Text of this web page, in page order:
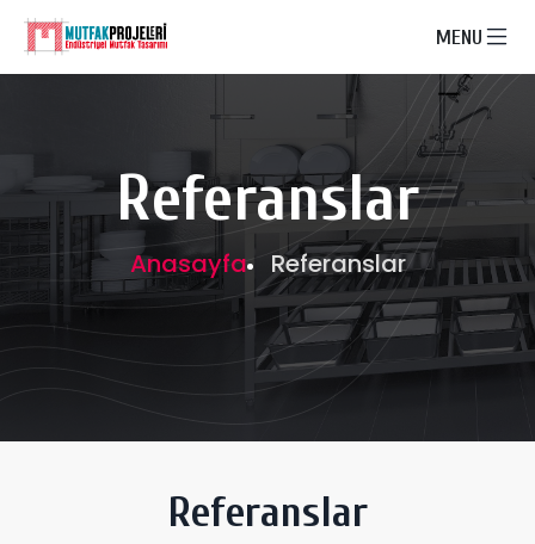
MENU
Referanslar
Anasayfa Referanslar
Referanslar